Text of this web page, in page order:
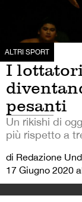
ALTRI SPORT
I
pesanti
Un rikishi di
più rispetto a
di Redazione
17 Giugno 2020